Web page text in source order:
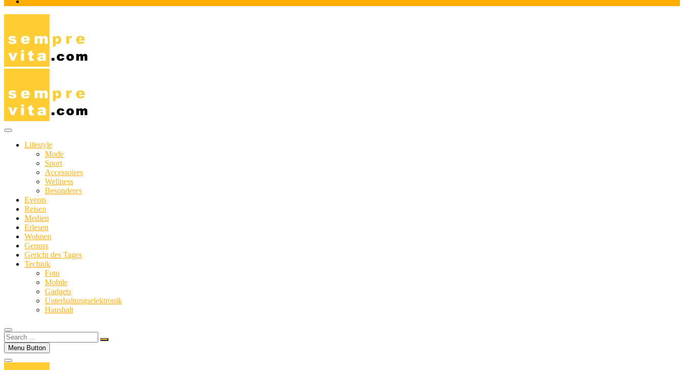
Lifestyle
Mode
Sport
Accessoires
Wellness
Besonderes
Events
Reisen
Medien
Erlesen
Wohnen
Genuss
Gericht des Tages
Technik
Foto
Mobile
Gadgets
Unterhaltungselektronik
Haushalt
Search
…Menu Button